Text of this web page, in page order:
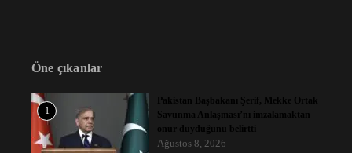
Öne çıkanlar
1
Pakistan Başbakanı Şerif, Mekke Ortak
Savunma Anlaşması’nı imzalamaktan
onur duyduğunu belirtti
Ağustos 8, 2026